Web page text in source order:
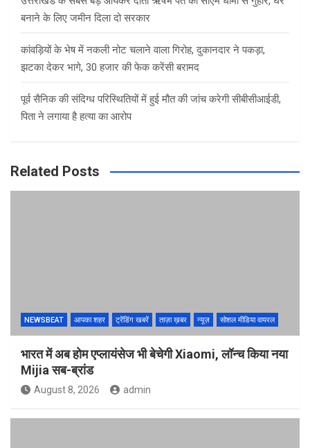
बनाने के लिए जमीन दिला दो सरकार
कांवड़ियों के भेष में नकली नोट चलाने वाला गिरोह, दुकानदार ने पकड़ा,
झटका देकर भागे, 30 हजार की फेक करेंसी बरामद
पूर्व सैनिक की संदिग्ध परिस्थितियों में हुई मौत की जांच करेगी सीबीसीआईडी,
पिता ने लगाया है हत्या का आरोप
Related Posts
NEWSBEAT आपका शहर ट्रेंडिंग खबरें ताज़ा ख़बर न्यूज़ सोशल मीडिया वायरल
भारत में अब होम एप्लायंसेज भी बेचेगी Xiaomi, लॉन्च किया नया
Mijia सब-ब्रांड
August 8, 2026 admin